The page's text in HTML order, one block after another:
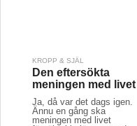
KROPP & SJÄL
Den eftersökta
meningen med livet
Ja, då var det dags igen.
Ännu en gång ska
meningen med livet